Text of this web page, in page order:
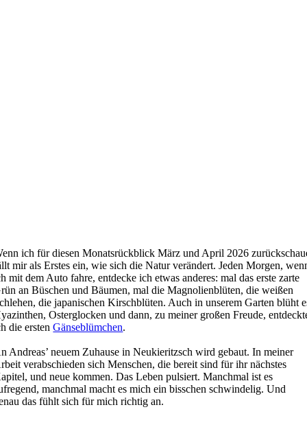
ich für diesen Monatsrückblick März und April 2026
mir als Erstes ein, wie sich die Natur verändert. Jeden Morgen,
mit dem Auto fahre, entdecke ich etwas anderes: mal das erste zarte
an Büschen und Bäumen, mal die Magnolienblüten, die weißen
die japanischen Kirschblüten. Auch in unserem Garten blüht
Osterglocken und dann, zu meiner großen Freude,
die erstenGänseblümchen.
Andreas’ neuem Zuhause in Neukieritzsch wird gebaut. In meiner
verabschieden sich Menschen, die bereit sind für ihr nächstes
und neue kommen. Das Leben pulsiert. Manchmal ist es
manchmal macht es mich ein bisschen schwindelig. Und
das fühlt sich für mich richtig an.